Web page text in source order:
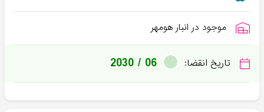
موجود در انبار هومهر
تاریخ انقضا: 2030 / 06